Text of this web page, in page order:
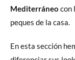
Mediterráneo con
peques de la casa.
En esta sección